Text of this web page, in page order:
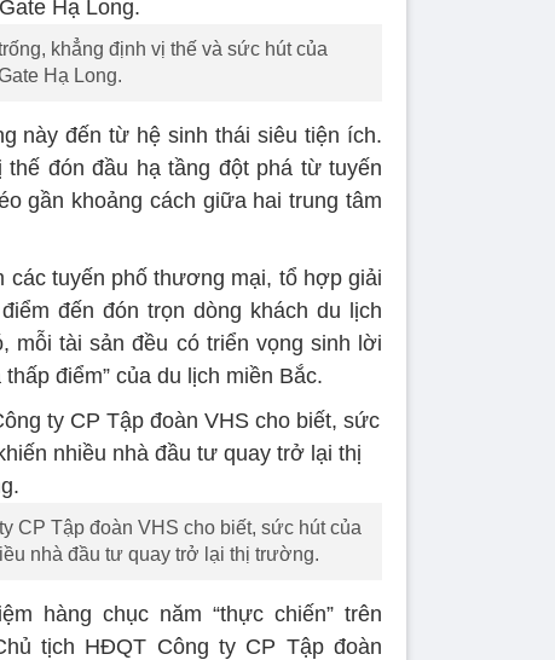
khẳng định vị thế và sức hút của
Hạ Long.
này đến từ hệ sinh thái siêu tiện ích.
đón đầu hạ tầng đột phá từ tuyến
gần khoảng cách giữa hai trung tâm
các tuyến phố thương mại, tổ hợp giải
đến đón trọn dòng khách du lịch
tài sản đều có triển vọng sinh lời
điểm” của du lịch miền Bắc.
CP Tập đoàn VHS cho biết, sức hút của
nhà đầu tư quay trở lại thị trường.
hàng chục năm “thực chiến” trên
tịch HĐQT Công ty CP Tập đoàn